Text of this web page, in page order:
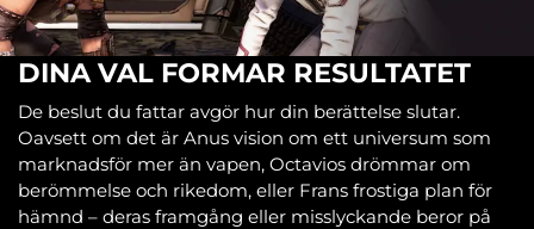
DINA VAL FORMAR RESULTATET
De beslut du fattar avgör hur din berättelse slutar.
Oavsett om det är Anus vision om ett universum som
marknadsför mer än vapen, Octavios drömmar om
berömmelse och rikedom, eller Frans frostiga plan för
hämnd – deras framgång eller misslyckande beror på